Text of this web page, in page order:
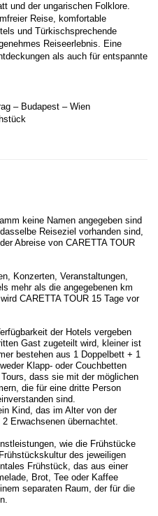
und der ungarischen Folklore.
Reise, komfortable
und Türkischsprechende
Reiseerlebnis. Eine
als auch für entspannte
– Budapest – Wien
keine Namen angegeben sind
Reiseziel vorhanden sind,
Abreise von CARETTA TOUR
Konzerten, Veranstaltungen,
mehr als die angegebenen km
CARETTA TOUR 15 Tage vor
der Hotels vergeben
Gast zugeteilt wird, kleiner ist
bestehen aus 1 Doppelbett + 1
Klapp- oder Couchbetten
dass sie mit der möglichen
die für eine dritte Person
sind.
Kind, das im Alter von der
Erwachsenen übernachtet.
wie die Frühstücke
des jeweiligen
Frühstück, das aus einer
Brot, Tee oder Kaffee
separaten Raum, der für die